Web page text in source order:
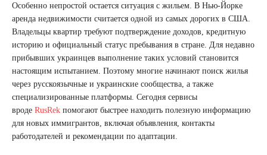
Особенно непростой остается ситуация с жильем. В Нью-Йорке
аренда недвижимости считается одной из самых дорогих в США.
Владельцы квартир требуют подтверждение доходов, кредитную
историю и официальный статус пребывания в стране. Для недавно
прибывших украинцев выполнение таких условий становится
настоящим испытанием. Поэтому многие начинают поиск жилья
через русскоязычные и украинские сообщества, а также
специализированные платформы. Сегодня сервисы
вроде RusRek помогают быстрее находить полезную информацию
для новых иммигрантов, включая объявления, контакты
работодателей и рекомендации по адаптации.